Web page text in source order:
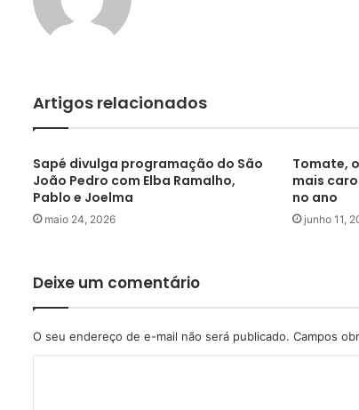
Artigos relacionados
Sapé divulga programação do São
João Pedro com Elba Ramalho,
Pablo e Joelma
maio 24, 2026
Tomate,
mais
no ano
junho 11,
Deixe um comentário
O seu endereço de e-mail não será publicado. Campos